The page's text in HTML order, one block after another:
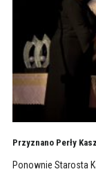
Przyznano Perły
Ponownie Starosta